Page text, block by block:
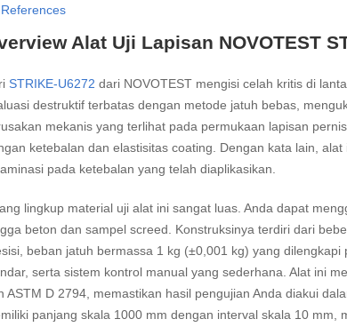
References
Alat Uji Lapisan NOVOTEST
STRIKE-U6272 dari NOVOTEST mengisi celah kritis di
destruktif terbatas dengan metode jatuh bebas,
mekanis yang terlihat pada permukaan lapisan
ketebalan dan elastisitas coating. Dengan kata lain,
pada ketebalan yang telah diaplikasikan.
lingkup material uji alat ini sangat luas. Anda dapat
beton dan sampel screed. Konstruksinya terdiri dari
beban jatuh bermassa 1 kg (±0,001 kg) yang
serta sistem kontrol manual yang sederhana. Alat ini
ASTM D 2794, memastikan hasil pengujian Anda diakui
panjang skala 1000 mm dengan interval skala 10